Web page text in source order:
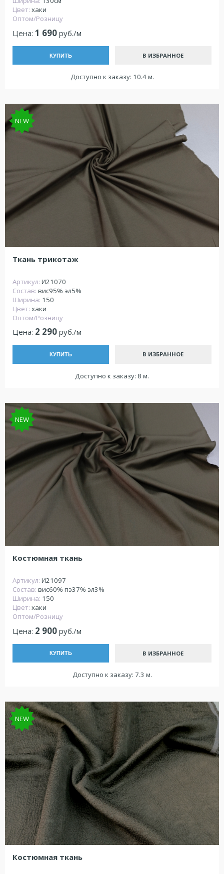
Цвет: хаки
Оптом/Розницу
Цена: 1 690 руб./м
КУПИТЬ В ИЗБРАННОЕ
Доступно к заказу: 10.4 м.
NEW
Ткань трикотаж
Артикул: И21070
Состав: вис95% эл5%
Ширина: 150
Цвет: хаки
Оптом/Розницу
Цена: 2 290 руб./м
КУПИТЬ В ИЗБРАННОЕ
Доступно к заказу: 8 м.
NEW
Костюмная ткань
Артикул: И21097
Состав: вис60% пэ37% эл3%
Ширина: 150
Цвет: хаки
Оптом/Розницу
Цена: 2 900 руб./м
КУПИТЬ В ИЗБРАННОЕ
Доступно к заказу: 7.3 м.
NEW
Костюмная ткань